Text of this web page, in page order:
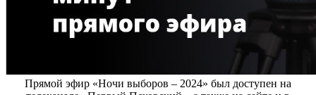
Прямой эфир «Ночи выборов – 2024» был доступен на